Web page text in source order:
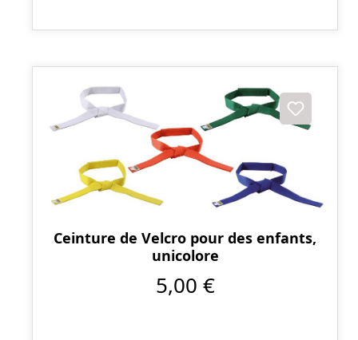
Ceinture de Velcro pour des enfants,
unicolore
5,00 €